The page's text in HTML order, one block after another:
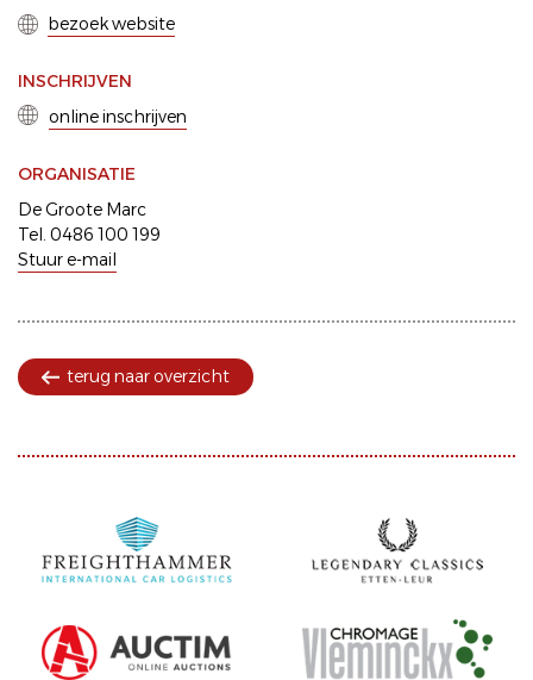
bezoek website
INSCHRIJVEN
online inschrijven
ORGANISATIE
De Groote Marc
Tel. 0486 100 199
Stuur e-mail
terug naar overzicht